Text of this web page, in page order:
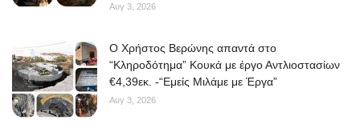
Αυγ 3, 2026
O Χρήστος Βερώνης απαντά στο
“Κληροδότημα” Κουκά με έργο Αντλιοστασίων
€4,39εκ. -“Εμείς Μιλάμε με Έργα”
Αυγ 3, 2026